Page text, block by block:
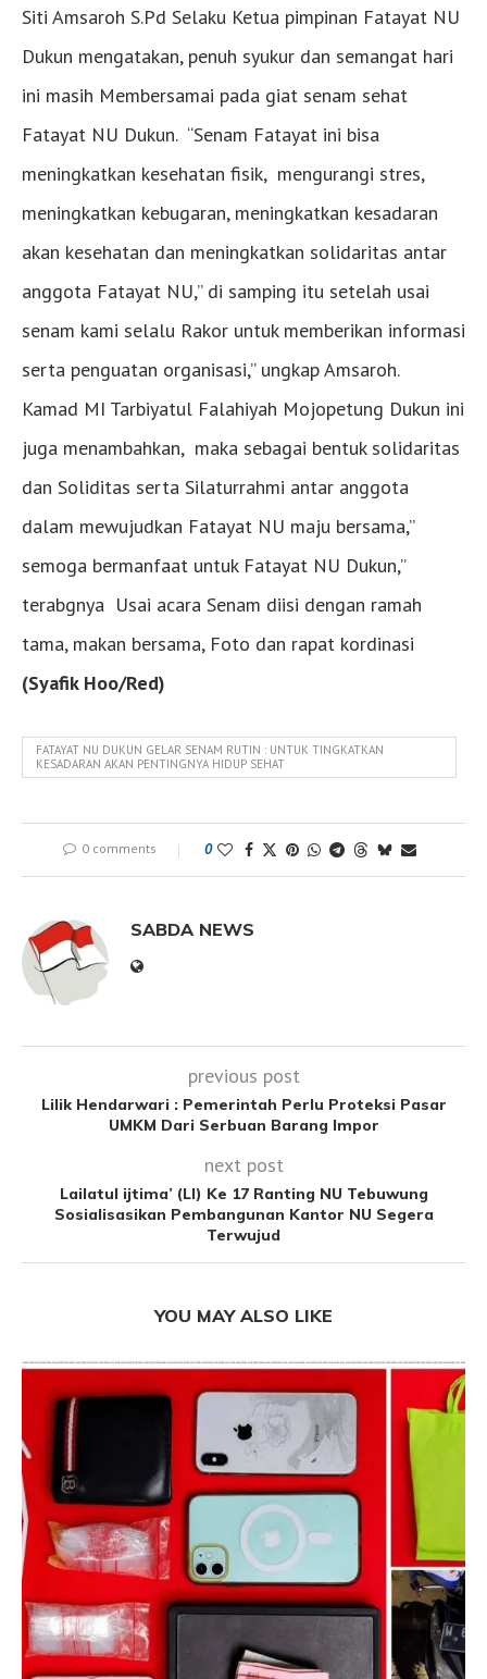
Siti Amsaroh S.Pd Selaku Ketua pimpinan Fatayat NU
Dukun mengatakan, penuh syukur dan semangat hari
ini masih Membersamai pada giat senam sehat
Fatayat NU Dukun. “Senam Fatayat ini bisa
meningkatkan kesehatan fisik, mengurangi stres,
meningkatkan kebugaran, meningkatkan kesadaran
akan kesehatan dan meningkatkan solidaritas antar
anggota Fatayat NU,” di samping itu setelah usai
senam kami selalu Rakor untuk memberikan informasi
serta penguatan organisasi,” ungkap Amsaroh.
Kamad MI Tarbiyatul Falahiyah Mojopetung Dukun ini
juga menambahkan, maka sebagai bentuk solidaritas
dan Soliditas serta Silaturrahmi antar anggota
dalam mewujudkan Fatayat NU maju bersama,”
semoga bermanfaat untuk Fatayat NU Dukun,”
terabgnya Usai acara Senam diisi dengan ramah
tama, makan bersama, Foto dan rapat kordinasi
(Syafik Hoo/Red)
FATAYAT NU DUKUN GELAR SENAM RUTIN : UNTUK TINGKATKAN
KESADARAN AKAN PENTINGNYA HIDUP SEHAT
0 comments 0
SABDA NEWS
previous post
Lilik Hendarwari : Pemerintah Perlu Proteksi Pasar
UMKM Dari Serbuan Barang Impor
next post
Lailatul ijtima’ (LI) Ke 17 Ranting NU Tebuwung
Sosialisasikan Pembangunan Kantor NU Segera
Terwujud
YOU MAY ALSO LIKE